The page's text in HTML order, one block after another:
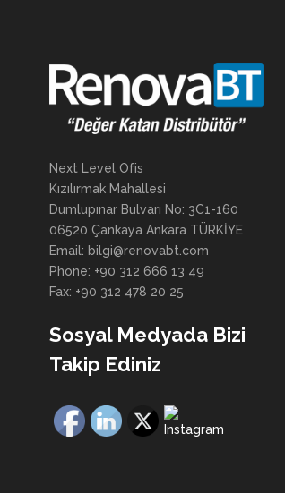
Next Level Ofis
Kızılırmak Mahallesi
Dumlupınar Bulvarı No: 3C1-160
06520 Çankaya Ankara TÜRKİYE
Email: bilgi@renovabt.com
Phone: +90 312 666 13 49
Fax: +90 312 478 20 25
Sosyal Medyada Bizi
Takip Ediniz